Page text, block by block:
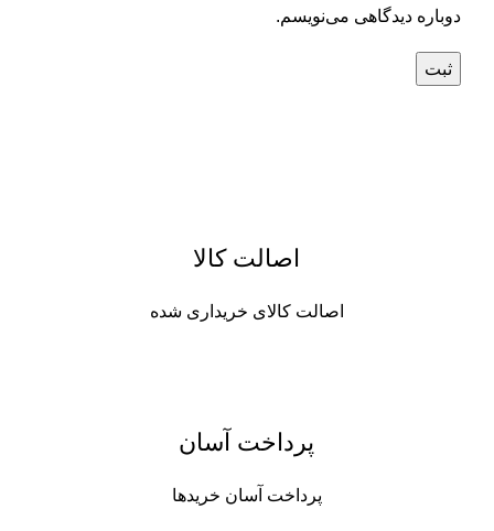
دوباره دیدگاهی می‌نویسم.
اصالت کالا
اصالت کالای خریداری شده
پرداخت آسان
پرداخت آسان خریدها